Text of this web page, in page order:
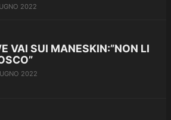
2022
VAI SUI MANESKIN:”NON LI
2022